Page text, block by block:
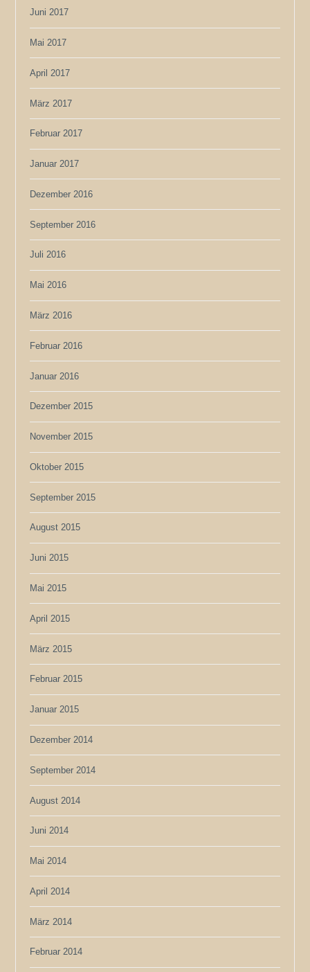
Juni 2017
Mai 2017
April 2017
März 2017
Februar 2017
Januar 2017
Dezember 2016
September 2016
Juli 2016
Mai 2016
März 2016
Februar 2016
Januar 2016
Dezember 2015
November 2015
Oktober 2015
September 2015
August 2015
Juni 2015
Mai 2015
April 2015
März 2015
Februar 2015
Januar 2015
Dezember 2014
September 2014
August 2014
Juni 2014
Mai 2014
April 2014
März 2014
Februar 2014